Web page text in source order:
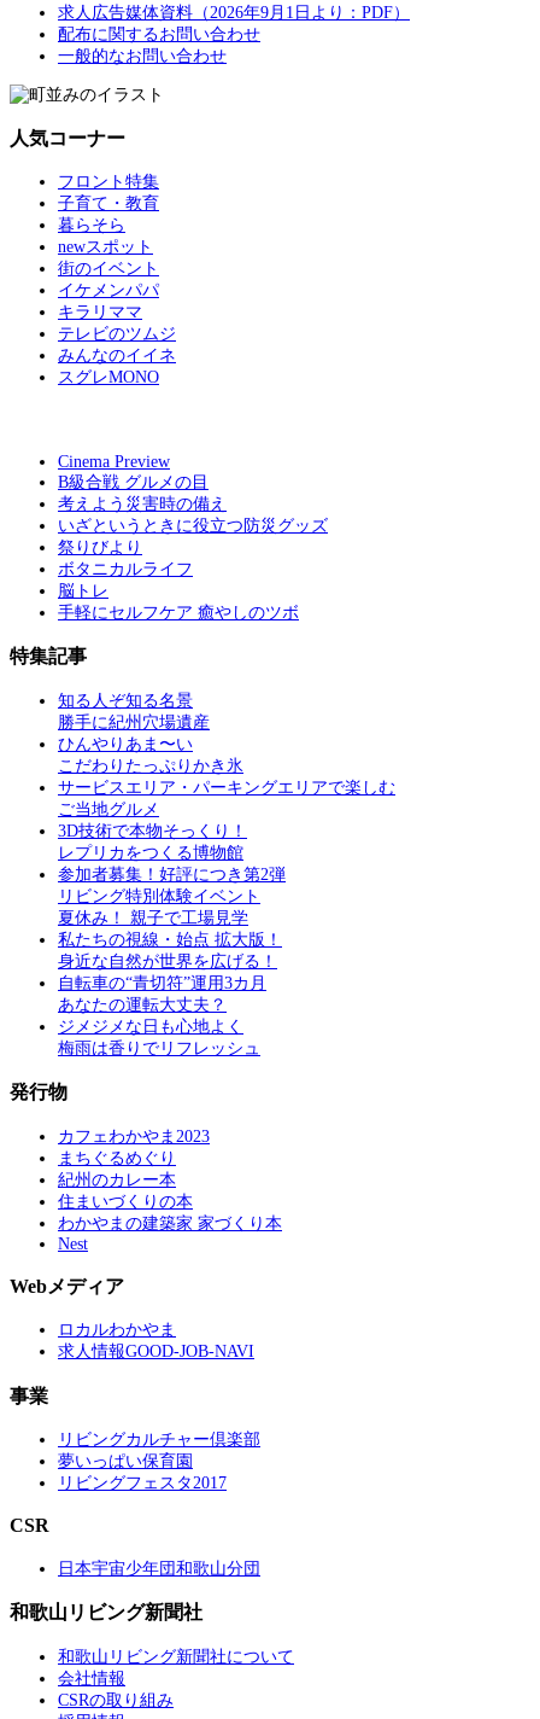
求人広告媒体資料（2026年9月1日より：PDF）
配布に関するお問い合わせ
一般的なお問い合わせ
人気コーナー
フロント特集
子育て・教育
暮らそら
newスポット
街のイベント
イケメンパパ
キラリママ
テレビのツムジ
みんなのイイネ
スグレMONO
Cinema Preview
B級合戦 グルメの目
考えよう災害時の備え
いざというときに役立つ防災グッズ
祭りびより
ボタニカルライフ
脳トレ
手軽にセルフケア 癒やしのツボ
特集記事
知る人ぞ知る名景
勝手に紀州穴場遺産
ひんやりあま〜い
こだわりたっぷりかき氷
サービスエリア・パーキングエリアで楽しむ
ご当地グルメ
3D技術で本物そっくり！
レプリカをつくる博物館
参加者募集！好評につき第2弾
リビング特別体験イベント
夏休み！ 親子で工場見学
私たちの視線・始点 拡大版！
身近な自然が世界を広げる！
自転車の“青切符”運用3カ月
あなたの運転大丈夫？
ジメジメな日も心地よく
梅雨は香りでリフレッシュ
発行物
カフェわかやま2023
まちぐるめぐり
紀州のカレー本
住まいづくりの本
わかやまの建築家 家づくり本
Nest
Webメディア
ロカルわかやま
求人情報GOOD-JOB-NAVI
事業
リビングカルチャー倶楽部
夢いっぱい保育園
リビングフェスタ2017
CSR
日本宇宙少年団和歌山分団
和歌山リビング新聞社
和歌山リビング新聞社について
会社情報
CSRの取り組み